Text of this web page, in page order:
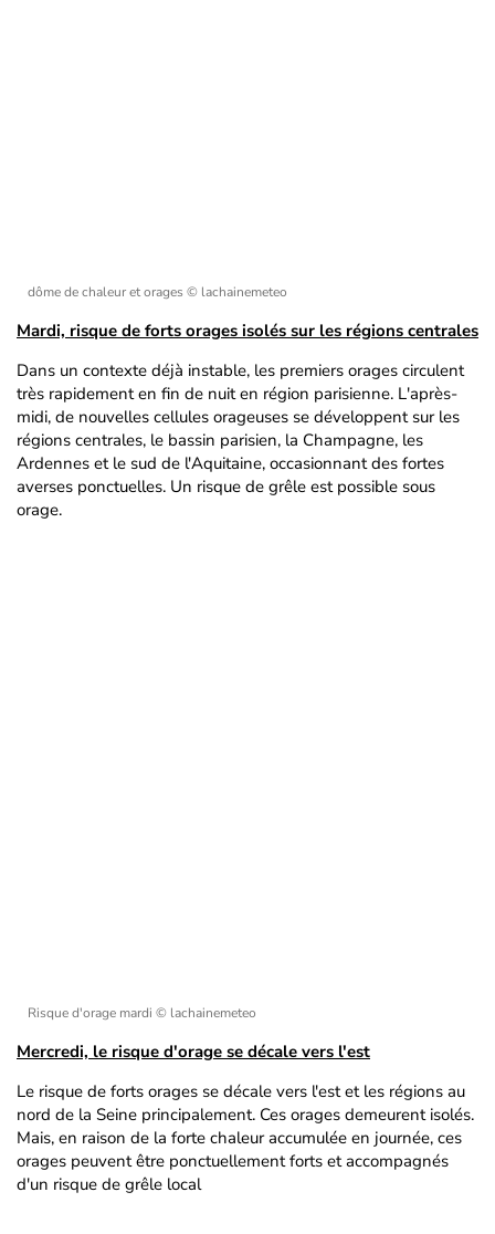
dôme de chaleur et orages © lachainemeteo
Mardi, risque de forts orages isolés sur les régions centrales
Dans un contexte déjà instable, les premiers orages circulent
très rapidement en fin de nuit en région parisienne. L'après-
midi, de nouvelles cellules orageuses se développent sur les
régions centrales, le bassin parisien, la Champagne, les
Ardennes et le sud de l'Aquitaine, occasionnant des fortes
averses ponctuelles. Un risque de grêle est possible sous
orage.
Risque d'orage mardi © lachainemeteo
Mercredi, le risque d'orage se décale vers l'est
Le risque de forts orages se décale vers l'est et les régions au
nord de la Seine principalement. Ces orages demeurent isolés.
Mais, en raison de la forte chaleur accumulée en journée, ces
orages peuvent être ponctuellement forts et accompagnés
d'un risque de grêle local